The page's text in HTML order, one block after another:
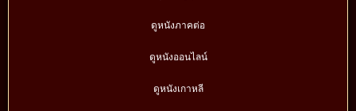
ดูหนังภาคต่อ
ดูหนังออนไลน์
ดูหนังเกาหลี